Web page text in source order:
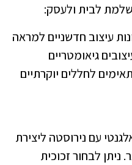
לבית ולעסק:
חדשניים למראה
גיאומטריים
לחללים יוקרתיים
עם נירוסטה ליצירת
לבחור זכוכית